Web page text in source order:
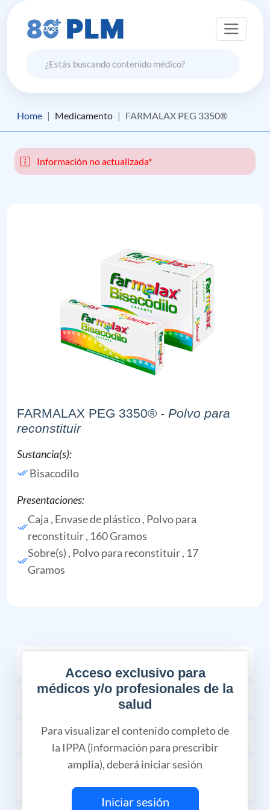
Home Medicamento FARMALAX PEG 3350®
Información no actualizada*
FARMALAX PEG 3350® - Polvo para
reconstituir
Sustancia(s):
Bisacodilo
Presentaciones:
Caja , Envase de plástico , Polvo para
reconstituir , 160 Gramos
Sobre(s) , Polvo para reconstituir , 17
Gramos
Acceso exclusivo para
médicos y/o profesionales de la
salud
Para visualizar el contenido completo de
la IPPA (información para prescribir
amplia), deberá iniciar sesión
Iniciar sesión
INDICACIONES TERAPÉUTICAS
CONTRAINDICACIONES
INTERACCIONES MEDICAMENTOSAS Y